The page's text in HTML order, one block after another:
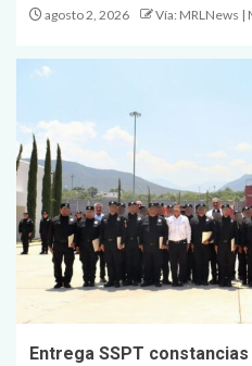
agosto 2, 2026 Vía: MRLNews |
Entrega SSPT